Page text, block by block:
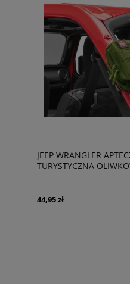
JEEP WRANGLER
TURYSTYCZNA
44,95 zł